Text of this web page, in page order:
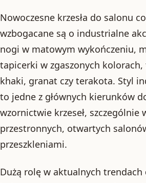
Nowoczesne krzesła do salonu
wzbogacane są o industrialne
nogi w matowym wykończeniu,
tapicerki w zgaszonych
khaki, granat czy terakota. Styl
to jedne z głównych kierunków
wzornictwie krzeseł, szczególnie
przestronnych, otwartych
przeszkleniami.
Dużą rolę w aktualnych trendach